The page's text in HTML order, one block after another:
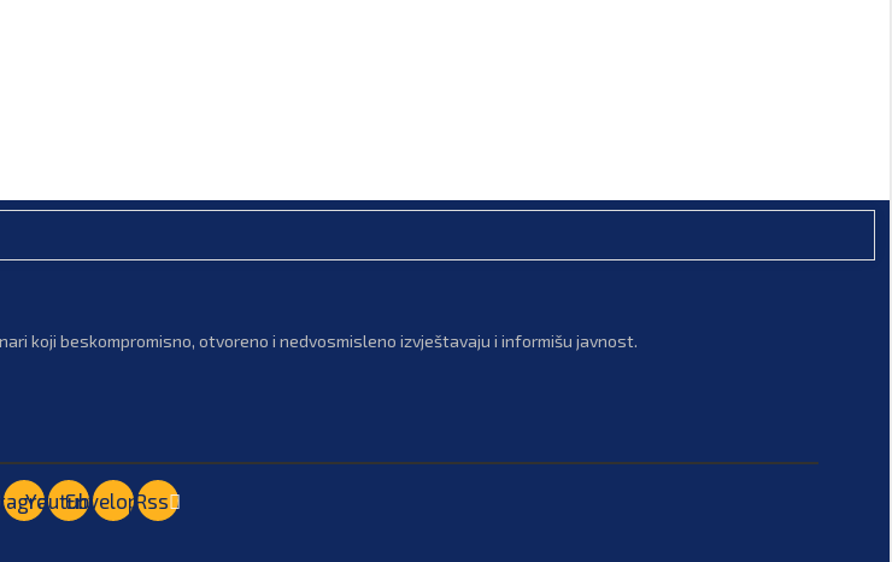
koji beskompromisno, otvoreno i nedvosmisleno izvještavaju i informišu javnost.
YoutubeEnvelopeRss